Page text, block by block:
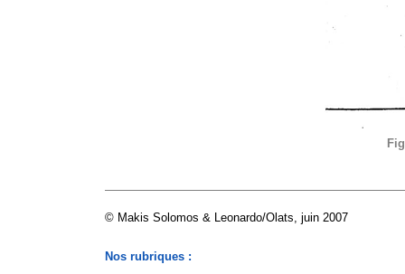
© Makis Solomos & Leonardo/Olats, juin 2007
Nos rubriques :